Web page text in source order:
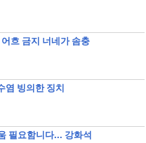
흐 금지 너네가 솜충
염 빙의한 징치
필요함니다... 강화석